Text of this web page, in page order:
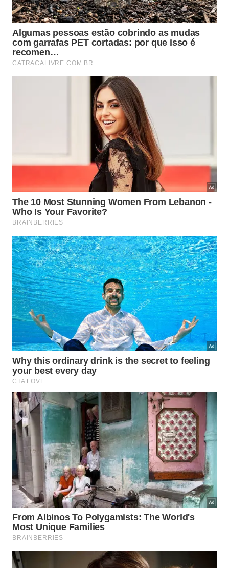
estímulo pode ficar abaixo do necessário para
melhorar resistência, circulação e eficiência
metabólica.
O que a ciência diz sobre atividade
aeróbica e longevidade?
A relação entre movimento regular e longevidade
não depende só de percepção individual. Há uma
base robusta de estudos observacionais e revisões
de grande porte avaliando mortalidade, doença
cardiovascular e volume semanal de atividade física
em adultos com perfis bem diferentes.
Segundo ameta-análise Domains of physical
activity and all-cause mortality: systematic review
and dose-response meta-analysis of cohort studies
publicada no periódico
Epidemiology
moderada a vigorosa estiveram associados a risco
menor de mortalidade por todas as causas, com
queda adicional em volumes maiores. Esse tipo de
achado ajuda a explicar por que a ideia de
longevidade ligada ao treino aeróbico não é moda
passageira, e sim um padrão repetido em coortes
de longo prazo.